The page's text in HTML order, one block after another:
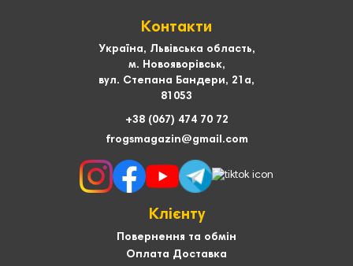
Контакти
Україна, Львівська область,
м. Новояворівськ,
вул. Степана Бандери, 21а,
81053
+38 (067) 474 70 72
frogsmagazin@gmail.com
Клієнту
Повернення та обмін
Оплата Доставка